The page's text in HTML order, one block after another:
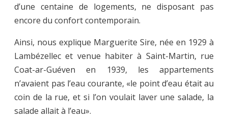
d’une centaine de logements, ne disposant pas
encore du confort contemporain.
Ainsi, nous explique Marguerite Sire, née en 1929 à
Lambézellec et venue habiter à Saint-Martin, rue
Coat-ar-Guéven en 1939, les appartements
n’avaient pas l’eau courante, «le point d’eau était au
coin de la rue, et si l’on voulait laver une salade, la
salade allait à l’eau».